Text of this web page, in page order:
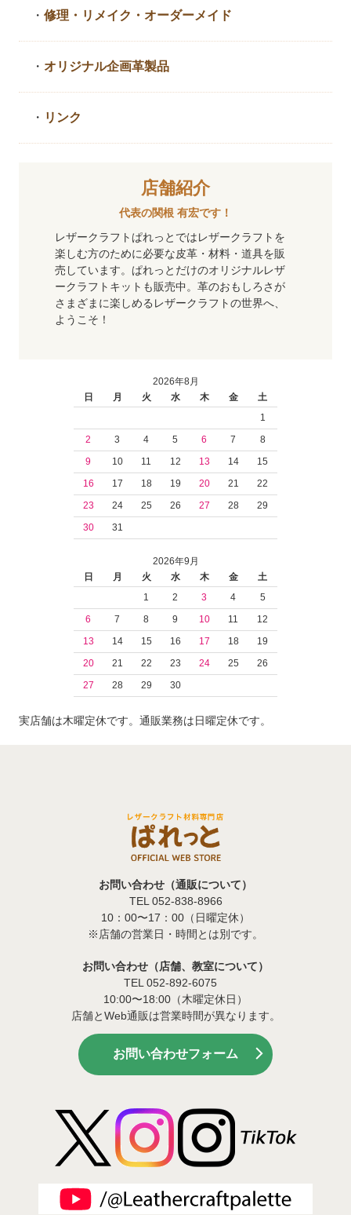
・修理・リメイク・ オーダーメイド
・ オリジナル企画革製品
・ リンク
店舗紹介
代表の関根 有宏です！
レザークラフトぱれっとではレザークラフトを
楽しむ方のために必要な皮革・材料・道具を販
売しています。ぱれっとだけのオリジナルレザ
ークラフトキットも販売中。革のおもしろさが
さまざまに楽しめるレザークラフトの世界へ、
ようこそ！
2026年8月
日
月 火 水 木 金
土
1
2
3 4 5 6 7
8
9
10 11 12 13 14
15
16
17 18 19 20 21
22
23
24 25 26 27 28
29
30
31
2026年9月
日
月 火 水 木 金
土
1
2 3 4
5
6
7 8 9 10 11
12
13
14 15 16 17 18
19
20
21 22 23 24 25
26
27
28 29 30
実店舗は木曜定休です。通販業務は日曜定休です。
お問い合わせ（通販について）
TEL 052-838-8966
10：00〜17：00（日曜定休）
※店舗の営業日・時間とは別です。
お問い合わせ（店舗、教室について）
TEL 052-892-6075
10:00〜18:00（木曜定休日）
店舗とWeb通販は営業時間が異なります。
お問い合わせフォーム